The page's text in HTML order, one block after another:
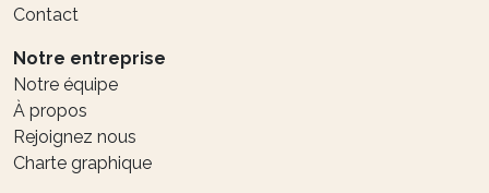
Contact
Notre entreprise
Notre équipe
À propos
Rejoignez nous
Charte graphique